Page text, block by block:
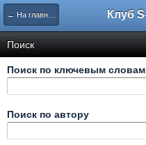
← На главную
Поиск
Поиск по ключевым словам
Поиск по автору